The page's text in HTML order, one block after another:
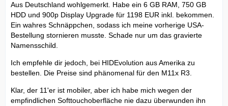
Aus Deutschland wohlgemerkt. Habe ein 6 GB RAM, 750 GB
HDD und 900p Display Upgrade für 1198 EUR inkl. bekommen.
Ein wahres Schnäppchen, sodass ich meine vorherige USA-
Bestellung stornieren musste. Schade nur um das gravierte
Namensschild.
Ich empfehle dir jedoch, bei HIDEvolution aus Amerika zu
bestellen. Die Preise sind phänomenal für den M11x R3.
Klar, der 11'er ist mobiler, aber ich habe mich wegen der
empfindlichen Softtouchoberfläche nie dazu überwunden ihn